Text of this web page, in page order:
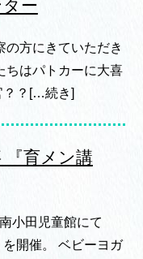
ー
の方にきていただき
ちはパトカーに大喜
？？[…続き]
『育メン講
小田児童館にて
を開催。 ベビーヨガ